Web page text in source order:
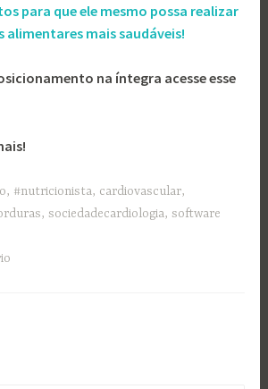
para que ele mesmo possa realizar
alimentares mais saudáveis!
na íntegra acesse esse
, #nutricionista, cardiovascular,
,sociedadecardiologia,software